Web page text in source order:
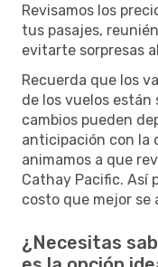
Revisamos los
tus pasajes,
evitarte sorpresas
Recuerda que los
de los vuelos están
cambios pueden
anticipación con la
animamos a que
Cathay Pacific. Así
costo que mejor se
¿Necesitas